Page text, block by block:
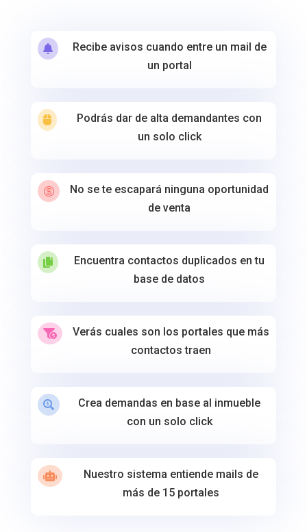

Recibe avisos cuando entre un mail de
un portal

Podrás dar de alta demandantes con
un solo click

No se te escapará ninguna oportunidad
de venta

Encuentra contactos duplicados en tu
base de datos

Verás cuales son los portales que más
contactos traen

Crea demandas en base al inmueble
con un solo click

Nuestro sistema entiende mails de
más de 15 portales